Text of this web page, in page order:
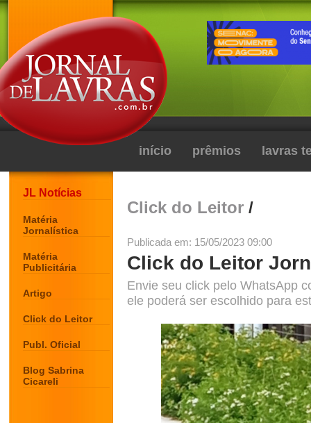
início prêmios lavras
JL Notícias
Matéria
Jornalística
Matéria
Publicitária
Artigo
Click do Leitor
Publ. Oficial
Blog Sabrina
Cicareli
Click do Leitor /
Publicada em: 15/05/2023 09:00
Click do Leitor
Envie seu click pelo WhatsApp
ele poderá ser escolhido para